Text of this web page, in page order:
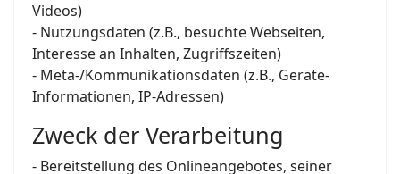
Videos)
- Nutzungsdaten (z.B., besuchte Webseiten,
Interesse an Inhalten, Zugriffszeiten)
- Meta-/Kommunikationsdaten (z.B., Geräte-
Informationen, IP-Adressen)
Zweck der Verarbeitung
- Bereitstellung des Onlineangebotes, seiner